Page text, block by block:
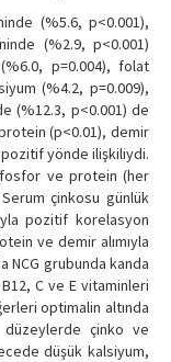
(%5.6, p<0.001),
(%2.9, p<0.001)
p=0.004), folat
(%4.2, p=0.009),
(%12.3, p<0.001) de
(p<0.01), demir
pozitif yönde ilişkiliydi.
fosfor ve protein (her
çinkosu günlük
pozitif korelasyon
ve demir alımıyla
NCG grubunda kanda
C ve E vitaminleri
optimalin altında
düzeylerde çinko ve
düşük kalsiyum,